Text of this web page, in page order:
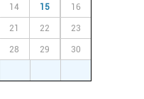
14 15 16
21 22 23
28 29 30